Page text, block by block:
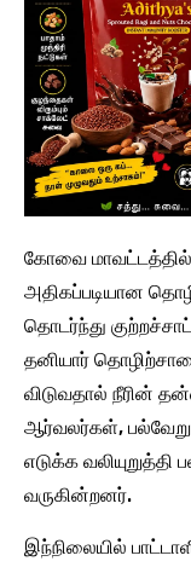
கோவை
அதிகப்படியான
தொடர்ந்து
தனியார்
விடுவதால் நீரின்
ஆர்வலர்கள்,
எடுக்க
வருகின்றனர்.
இந்நிலையில்